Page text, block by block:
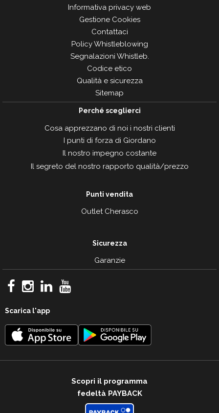
Informativa privacy web
Gestione Cookies
Contattaci
Policy Whistleblowing
Segnalazioni Whistleb.
Codice etico
Qualità e sicurezza
Sitemap
Perché sceglierci
Cosa apprezzano di noi i nostri clienti
I punti di forza di Giordano
Il nostro impegno costante
Il segreto del nostro rapporto qualità/prezzo
Punti vendita
Outlet Cherasco
Sicurezza
Garanzie
Scarica l'app
Scopri il programma
fedeltà PAYBACK